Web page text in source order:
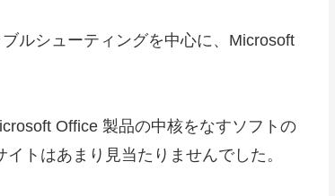
ルシューティングを中心に、Microsoft
Office 製品の中核をなすソフトの
トはあまり見当たりませんでした。